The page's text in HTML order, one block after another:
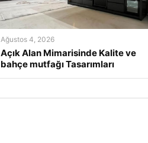
Ağustos 4, 2026
Açık Alan Mimarisinde Kalite ve
bahçe mutfağı Tasarımları